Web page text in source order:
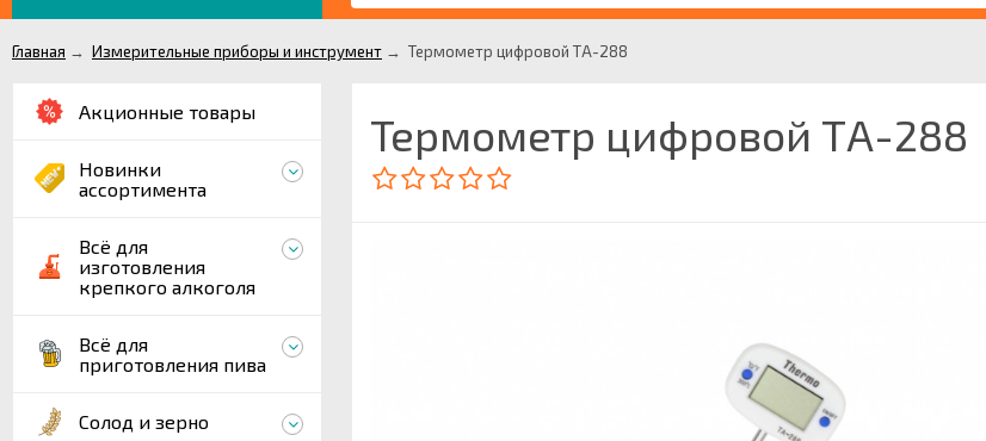
Главная → Измерительные приборы и инструмент → Термометр цифровой ТA-288
Акционные товары
Новинки
ассортимента
Всё для
изготовления
крепкого алкоголя
Всё для
приготовления пива
Солод и зерно
Термометр цифровой ТA-288